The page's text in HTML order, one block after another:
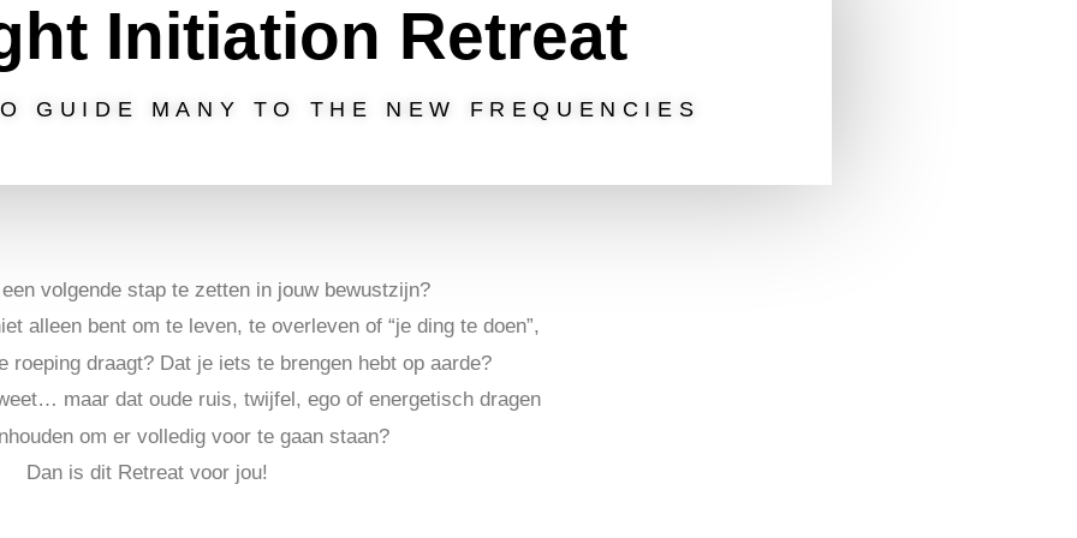
Initiation Retreat
GUIDE MANY TO THE NEW FREQUENCIES
volgende stap te zetten in jouw bewustzijn?
alleen bent om te leven, te overleven of “je ding te doen”,
roeping draagt? Dat je iets te brengen hebt op aarde?
maar dat oude ruis, twijfel, ego of energetisch dragen
om er volledig voor te gaan staan?
Dan is dit Retreat voor jou!